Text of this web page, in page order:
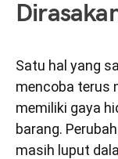
Satu hal yang
mencoba terus
memiliki gaya
barang.
masih luput